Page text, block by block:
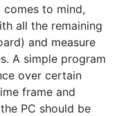
comes to mind,
all the remaining
and measure
A simple program
over certain
frame and
PC should be